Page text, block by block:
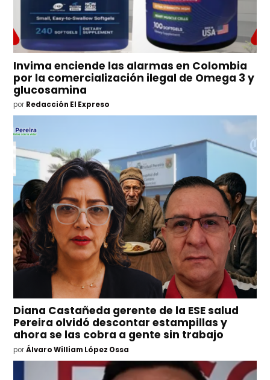
Invima enciende las alarmas en Colombia
por la comercialización ilegal de Omega 3 y
glucosamina
por Redacción El Expreso
Diana Castañeda gerente de la ESE salud
Pereira olvidó descontar estampillas y
ahora se las cobra a gente sin trabajo
por Álvaro William López Ossa